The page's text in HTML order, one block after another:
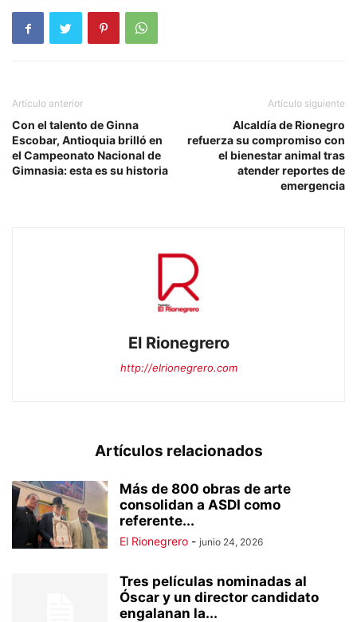
Artículo anterior
Con el talento de Ginna
Escobar, Antioquia brilló en
el Campeonato Nacional de
Gimnasia: esta es su historia
Artículo siguiente
Alcaldía de Rionegro
refuerza su compromiso con
el bienestar animal tras
atender reportes de
emergencia
El Rionegrero
http://elrionegrero.com
Artículos relacionados
Más de 800 obras de arte
consolidan a ASDI como
referente...
El Rionegrero - junio 24, 2026
Tres películas nominadas al
Óscar y un director candidato
engalanan la...